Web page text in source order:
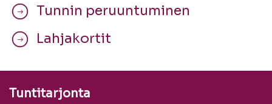
Tunnin peruuntuminen
Lahjakortit
Tuntitarjonta